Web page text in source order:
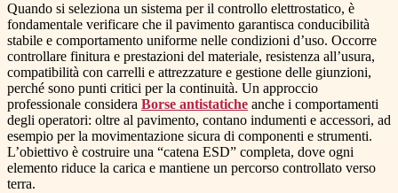
Quando si seleziona un sistema per il controllo elettrostatico, è
fondamentale verificare che il pavimento garantisca conducibilità
stabile e comportamento uniforme nelle condizioni d’uso. Occorre
controllare finitura e prestazioni del materiale, resistenza all’usura,
compatibilità con carrelli e attrezzature e gestione delle giunzioni,
perché sono punti critici per la continuità. Un approccio
professionale considera Borse antistatiche anche i comportamenti
degli operatori: oltre al pavimento, contano indumenti e accessori, ad
esempio per la movimentazione sicura di componenti e strumenti.
L’obiettivo è costruire una “catena ESD” completa, dove ogni
elemento riduce la carica e mantiene un percorso controllato verso
terra.